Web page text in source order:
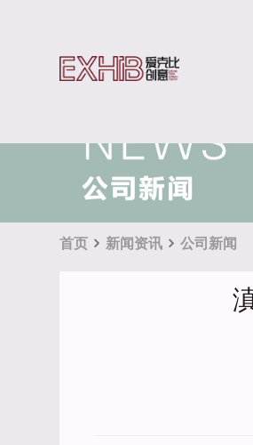
首页 新闻资讯 公司新闻